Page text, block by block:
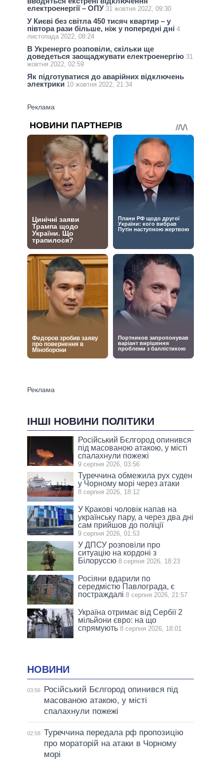
електроенергії – ОПУ 31 жовтня 2022, 09:30
У Києві без світла 450 тисяч квартир – у
півтора рази більше, ніж у попередні дні 4
листопада 2022, 08:24
В Укренерго розповіли, скільки ще
доведеться заощаджувати електроенергію 31
жовтня 2022, 02:59
Як підготуватися до аварійних відключень
электрики 10 жовтня 2022, 21:34
ІНШІ НОВИНИ ПОЛІТИКИ
Російський Бєлгород опинився
під масованою атакою, у місті
спалахнули пожежі
9 серпня 2026, 03:56
Туреччина обмежила рух суден
у Чорному морі через атаки
8 серпня 2026, 18:12
У Кракові чоловік напав на
українську пару, а через два дні
сам прийшов до поліції
9 серпня 2026, 01:53
У ДПСУ розповіли про
ситуацію на кордоні з
Білоруссю 8 серпня 2026, 18:23
Росіяни вдарили по
середмістю Павлограда, є
постраждалі 8 серпня 2026, 21:57
Україна отримає від Сербії 2
мільйони євро: на що
спрямують 8 серпня 2026, 18:01
НОВИНИ
03:56
Російський Бєлгород опинився під
масованою атакою, у місті
спалахнули пожежі
02:58 Туреччина передала рф пропозицію
про мораторій на атаки в Чорному
морі